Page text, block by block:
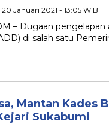
20 Januari 2021 - 13:05 WIB
– Dugaan
di salah satu
Mantan Kades
Sukabumi